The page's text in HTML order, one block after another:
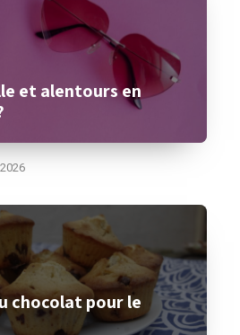
et alentours en
chocolat pour le